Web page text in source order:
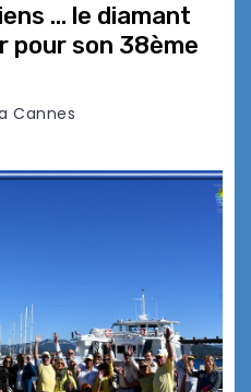
… le diamant
pour son 38ème
Cannes